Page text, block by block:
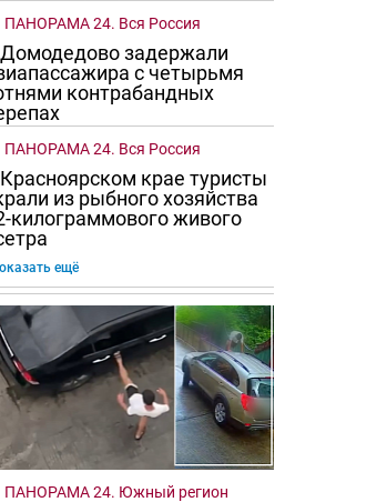
ПАНОРАМА 24. Вся Россия
задержали
с четырьмя
контрабандных
ПАНОРАМА 24. Вся Россия
крае туристы
из рыбного хозяйства
килограммового живого
ещё
ПАНОРАМА 24. Южный регион